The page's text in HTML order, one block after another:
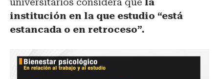
institución en la que estudio “está
estancada o en retroceso”.